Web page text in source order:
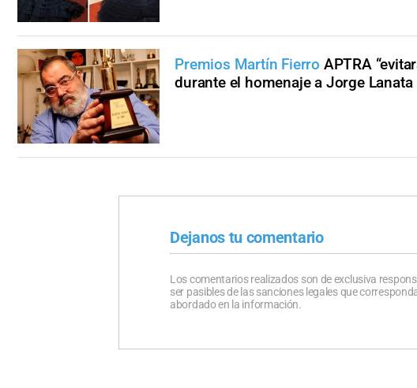
Premios Martín Fierro APTRA
durante el homenaje a Jorge Lanata
Dejanos tu comentario
Los comentarios realizados son de exclusiva
ser pasibles de las sanciones legales que
abordado en la información.